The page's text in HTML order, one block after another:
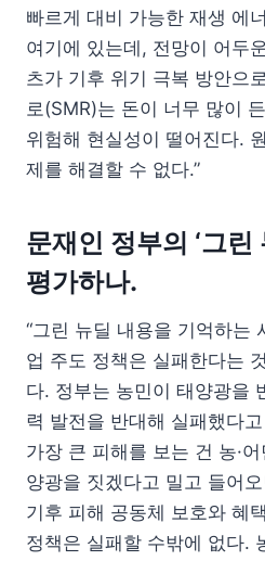
빠르게 대비 가능한 재생 에
여기에 있는데, 전망이 어두
츠가 기후 위기 극복 방안으
로(SMR)는 돈이 너무 많이
위험해 현실성이 떨어진다.
제를 해결할 수 없다.”
문재인 정부의 ‘그린
평가하나.
“그린 뉴딜 내용을 기억하는
업 주도 정책은 실패한다는
다. 정부는 농민이 태양광을
력 발전을 반대해 실패했다
가장 큰 피해를 보는 건 농·
양광을 짓겠다고 밀고 들어
기후 피해 공동체 보호와 혜
정책은 실패할 수밖에 없다.